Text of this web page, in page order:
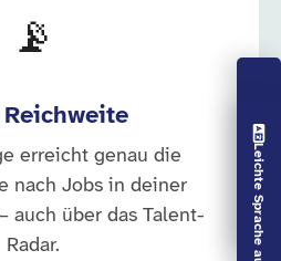
Vorlesen aus
Leichte Sprache aus
📡
erreicht genau die
nach Jobs in deiner
auch über das Talent-
Radar.